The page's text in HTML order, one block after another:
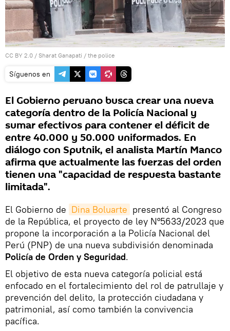
CC BY 2.0 / Sharat Ganapati / the police
Síguenos en
El Gobierno peruano busca crear una nueva
categoría dentro de la Policía Nacional y
sumar efectivos para contener el déficit de
entre 40.000 y 50.000 uniformados. En
diálogo con Sputnik, el analista Martín Manco
afirma que actualmente las fuerzas del orden
tienen una "capacidad de respuesta bastante
limitada".
El Gobierno de Dina Boluarte presentó al Congreso
de la República, el proyecto de ley N°5633/2023 que
propone la incorporación a la Policía Nacional del
Perú (PNP) de una nueva subdivisión denominada
Policía de Orden y Seguridad.
El objetivo de esta nueva categoría policial está
enfocado en el fortalecimiento del rol de patrullaje y
prevención del delito, la protección ciudadana y
patrimonial, así como también la convivencia
pacífica.